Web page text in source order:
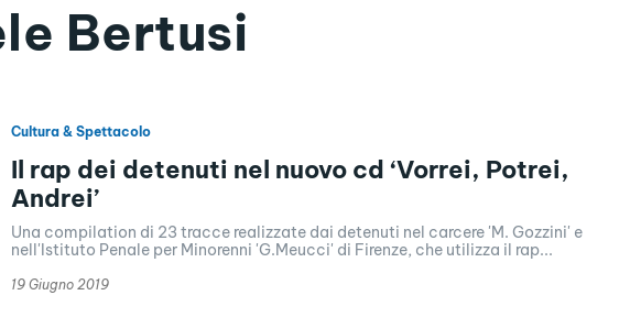
Bertusi
Cultura & Spettacolo
Il rap dei detenuti nel nuovo cd ‘Vorrei, Potrei,
Andrei’
Una compilation di 23 tracce realizzate dai detenuti nel carcere 'M. Gozzini' e
nell'Istituto Penale per Minorenni 'G.Meucci' di Firenze, che utilizza il rap...
19 Giugno 2019